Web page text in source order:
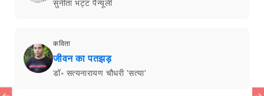
सुनीता भट्ट पैन्यूली
कविता
जीवन का पतझड़
डॉ॰ सत्यनारायण चौधरी 'सत्या'